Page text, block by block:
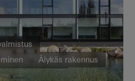
Älykäs rakennus
Julkisivut